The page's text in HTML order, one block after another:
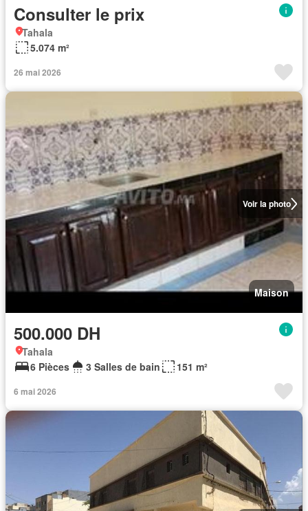
Consulter le prix
Tahala
5.074 m²
26 mai 2026
Voir la photo
Maison
500.000 DH
Tahala
6 Pièces
3 Salles de bain 151 m²
6 mai 2026